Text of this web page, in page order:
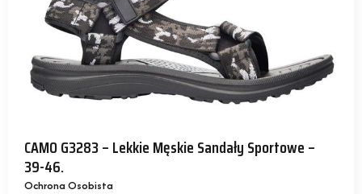
CAMO G3283 – Lekkie Męskie Sandały Sportowe –
39-46.
Ochrona Osobista